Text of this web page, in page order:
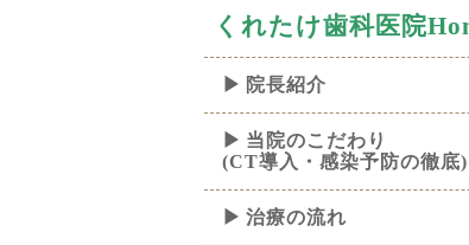
くれたけ歯科医院
院長紹介
当院のこだわり
(CT導入・感染予防の徹底)
治療の流れ